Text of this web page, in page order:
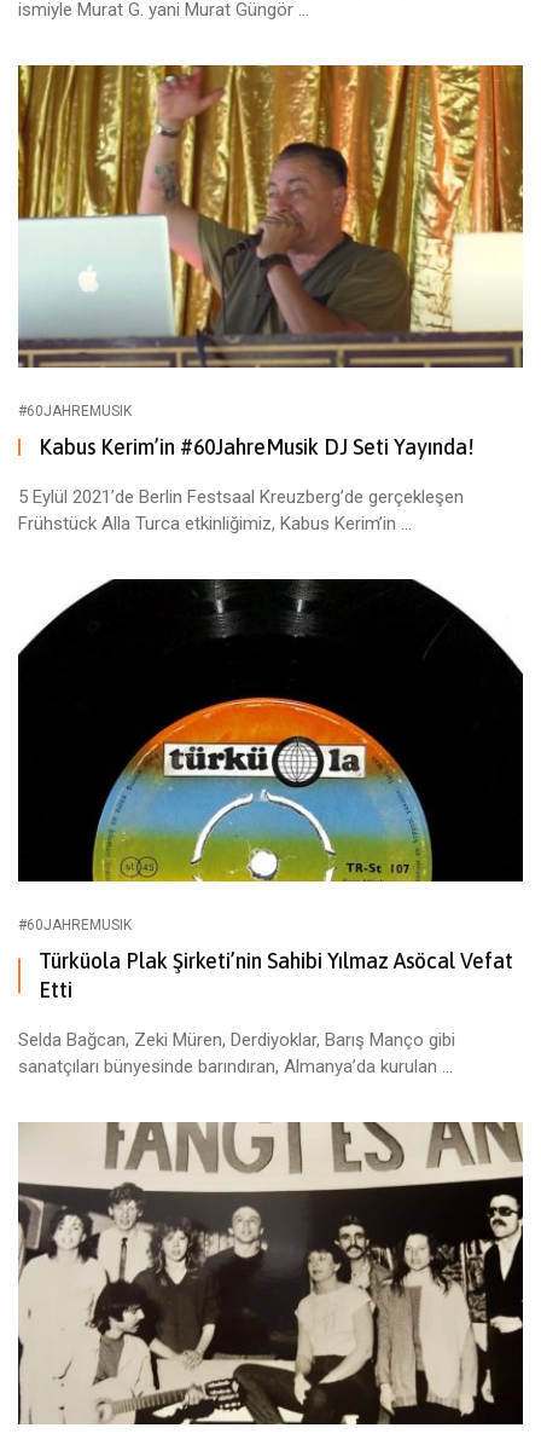
ismiyle Murat G. yani Murat Güngör ...
#60JAHREMUSIK
Kabus Kerim’in #60JahreMusik DJ Seti Yayında!
5 Eylül 2021’de Berlin Festsaal Kreuzberg’de gerçekleşen
Frühstück Alla Turca etkinliğimiz, Kabus Kerim’in ...
#60JAHREMUSIK
Türküola Plak Şirketi’nin Sahibi Yılmaz Asöcal Vefat
Etti
Selda Bağcan, Zeki Müren, Derdiyoklar, Barış Manço gibi
sanatçıları bünyesinde barındıran, Almanya’da kurulan ...